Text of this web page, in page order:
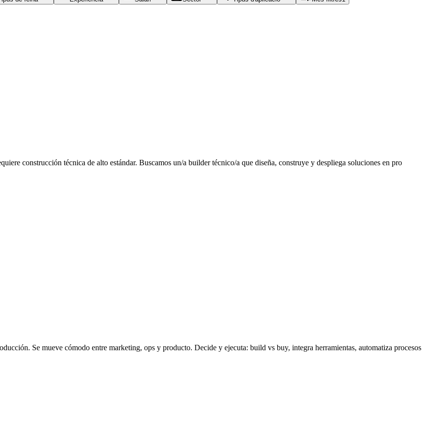
construcción técnica de alto estándar. Buscamos un/a builder técnico/a que diseña, construye y despliega soluciones en pro
Se mueve cómodo entre marketing, ops y producto. Decide y ejecuta: build vs buy, integra herramientas, automatiza procesos